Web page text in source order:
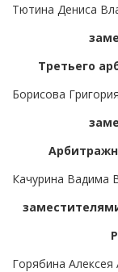
Тютина Дениса
Третьего
Борисова
Качурина Вадима
Горябина Алексея